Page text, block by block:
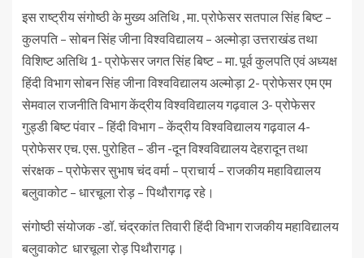
इस राष्ट्रीय संगोष्ठी के मुख्य अतिथि , मा. प्रोफेसर सतपाल सिंह बिष्ट –
कुलपति – सोबन सिंह जीना विश्वविद्यालय – अल्मोड़ा उत्तराखंड तथा
विशिष्ट अतिथि 1- प्रोफेसर जगत सिंह बिष्ट – मा. पूर्व कुलपति एवं अध्यक्ष
हिंदी विभाग सोबन सिंह जीना विश्वविद्यालय अल्मोड़ा 2- प्रोफेसर एम एम
सेमवाल राजनीति विभाग केंद्रीय विश्वविद्यालय गढ़वाल 3- प्रोफेसर
गुड्डी बिष्ट पंवार – हिंदी विभाग – केंद्रीय विश्वविद्यालय गढ़वाल 4-
प्रोफेसर एच. एस. पुरोहित – डीन -दून विश्वविद्यालय देहरादून तथा
संरक्षक – प्रोफेसर सुभाष चंद वर्मा – प्राचार्य – राजकीय महाविद्यालय
बलुवाकोट – धारचूला रोड़ – पिथौरागढ़ रहे।
संगोष्ठी संयोजक -डॉ. चंद्रकांत तिवारी हिंदी विभाग राजकीय महाविद्यालय
बलुवाकोट धारचूला रोड़ पिथौरागढ़।